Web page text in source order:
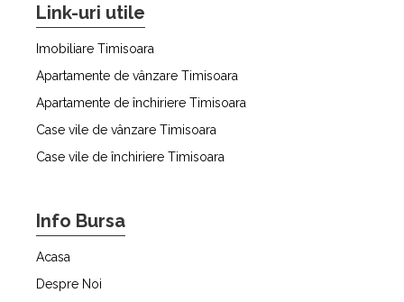
Link-uri utile
Imobiliare Timisoara
Apartamente de vânzare Timisoara
Apartamente de închiriere Timisoara
Case vile de vânzare Timisoara
Case vile de închiriere Timisoara
Info Bursa
Acasa
Despre Noi